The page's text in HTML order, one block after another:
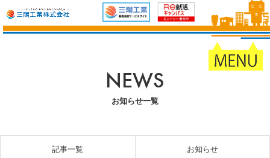
NEWS
お知らせ一覧
記事一覧 お知らせ